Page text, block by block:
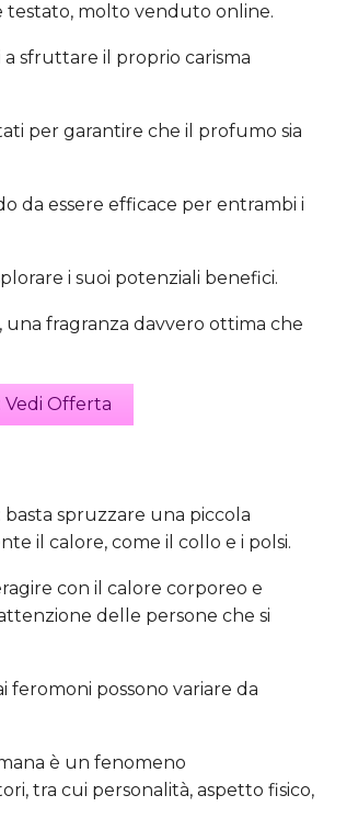
testato, molto venduto online.
sfruttare il proprio carisma
per garantire che il profumo sia
da essere efficace per entrambi i
i suoi potenziali benefici.
fragranza davvero ottima che
Vedi Offerta
spruzzare una piccola
il calore, come il collo e i polsi.
con il calore corporeo e
delle persone che si
possono variare da
è un fenomeno
tra cui personalità, aspetto fisico,